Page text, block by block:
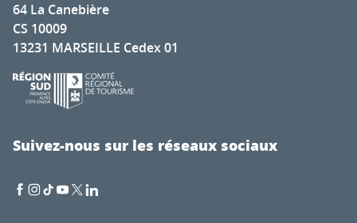
64 La Canebière
CS 10009
13231 MARSEILLE Cedex 01
Suivez-nous sur les réseaux sociaux